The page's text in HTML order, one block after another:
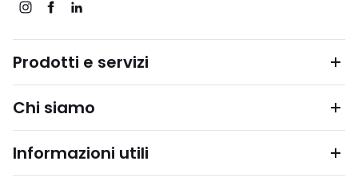
Prodotti e servizi
Chi siamo
Informazioni utili